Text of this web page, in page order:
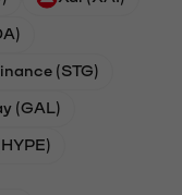
(STG)
(GAL)